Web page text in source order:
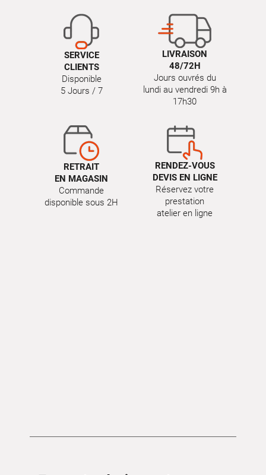
SERVICE
CLIENTS
Disponible
5 Jours / 7
LIVRAISON
48/72H
Jours ouvrés du
lundi au vendredi 9h à
17h30
RETRAIT
EN MAGASIN
Commande
disponible sous 2H
RENDEZ-VOUS
DEVIS EN LIGNE
Réservez votre
prestation
atelier en ligne